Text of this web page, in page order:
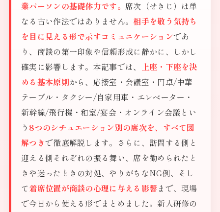
業パーソンの基礎体力です。 席次（せきじ）は単
なる古い作法ではありません。相手を敬う気持ち
を目に見える形で示すコミュニケーションであ
り、商談の第一印象や信頼形成に静かに、しかし
確実に影響します。本記事では、
上座・下座を決
める基本原則から、応接室・会議室・円卓/中華
テーブル・タクシー/自家用車・エレベーター・
新幹線/飛行機・和室/宴会・オンライン会議とい
う 8つのシチュエーション別の席次を、すべて図
解つきで徹底解説します。さらに、訪問する側と
迎える側それぞれの振る舞い、席を勧められたと
きや迷ったときの対処、やりがちなNG例、そし
て着席位置が商談の心理に与える影響 まで、現場
で今日から使える形でまとめました。新人研修の